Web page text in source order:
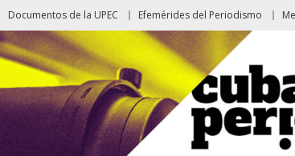
Documentos de la UPEC Efemérides del Periodismo